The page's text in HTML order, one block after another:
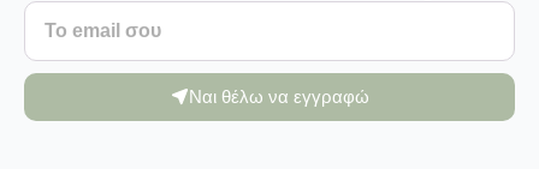
Ναι θέλω να εγγραφώ